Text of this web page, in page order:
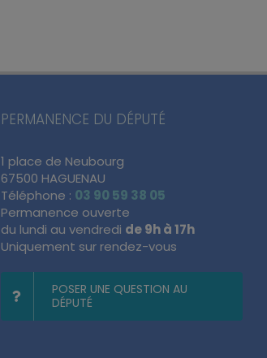
PERMANENCE DU DÉPUTÉ
1 place de Neubourg
67500 HAGUENAU
Téléphone : 03 90 59 38 05
Permanence ouverte
du lundi au vendredi de 9h à 17h
Uniquement sur rendez-vous
POSER UNE QUESTION AU
DÉPUTÉ